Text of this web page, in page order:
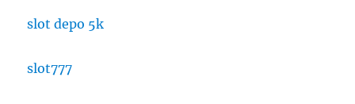
slot depo 5k
slot777